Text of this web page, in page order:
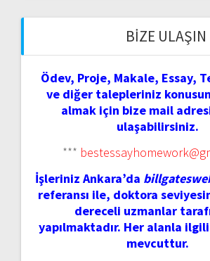
BIZE ULAŞIN
Ödev, Proje, Makale, Essay,
ve diğer talepleriniz
almak için bize mail
ulaşabilirsiniz.
***
İşleriniz Ankara’da
referansı ile, doktora
dereceli uzmanlar
yapılmaktadır. Her alanla
mevcuttur.